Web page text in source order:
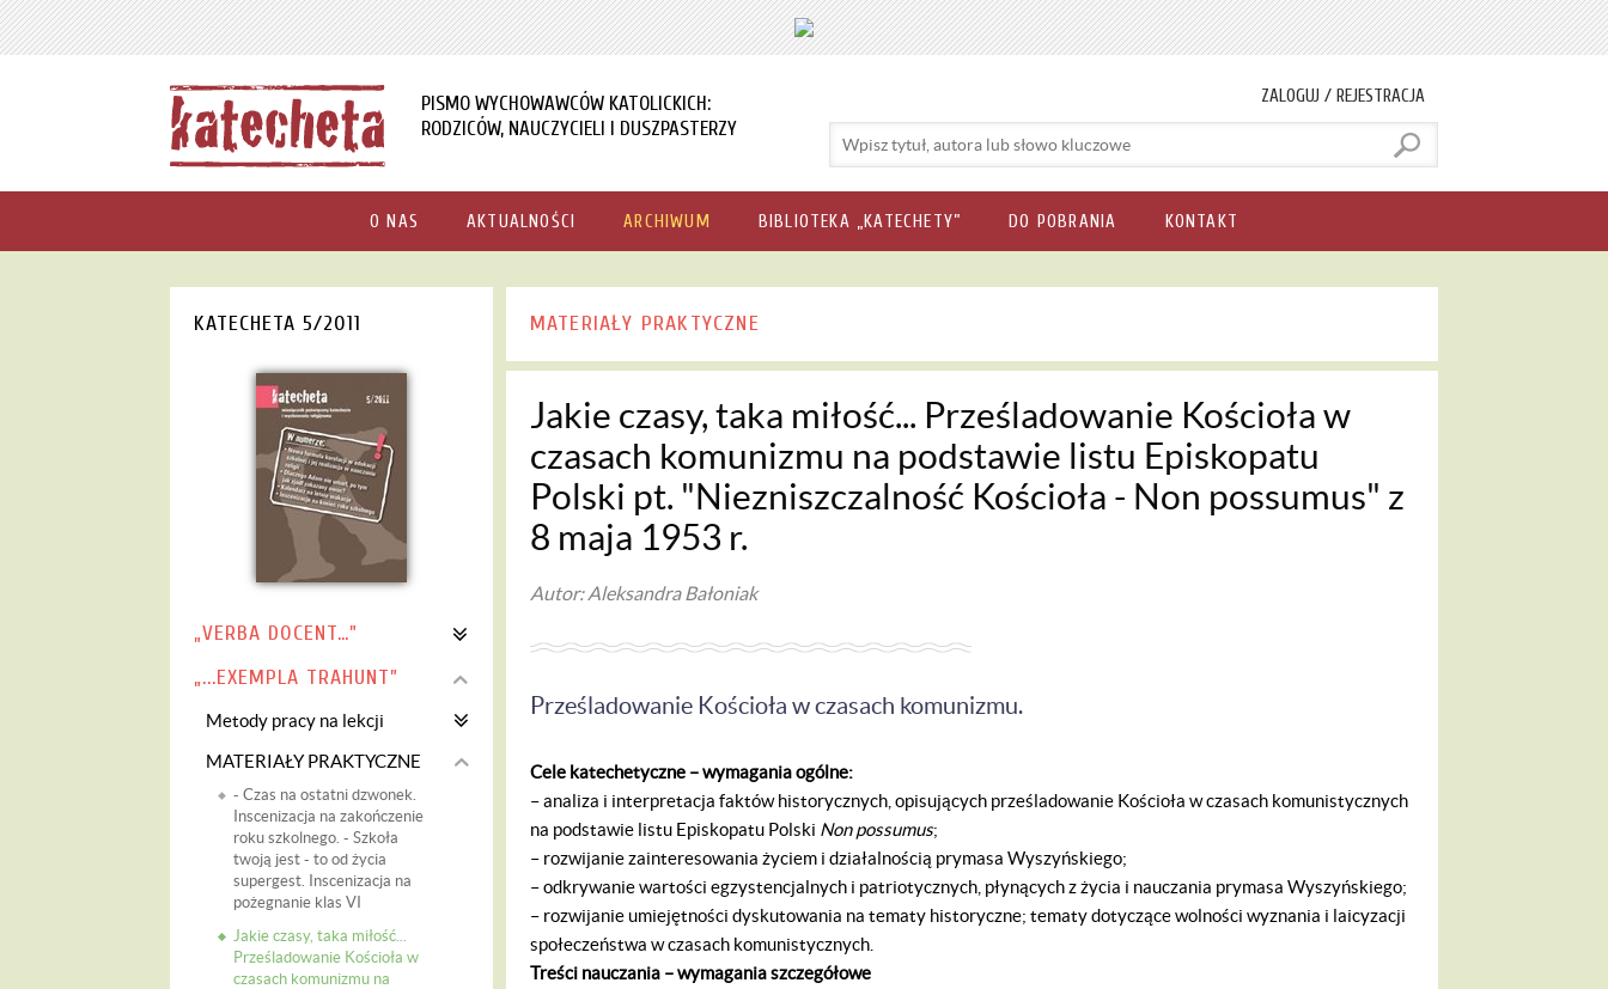
PISMO WYCHOWAWCÓW KATOLICKICH:
RODZICÓW, NAUCZYCIELI I DUSZPASTERZY
ZALOGUJ / REJESTRACJA
O NAS AKTUALNOŚCI ARCHIWUM BIBLIOTEKA „KATECHETY” DO POBRANIA KONTAKT
KATECHETA 5/2011
„VERBA DOCENT…”
„...EXEMPLA TRAHUNT”
Metody pracy na lekcji
MATERIAŁY PRAKTYCZNE
- Czas na ostatni dzwonek.
Inscenizacja na zakończenie
roku szkolnego. - Szkoła
twoją jest - to od życia
supergest. Inscenizacja na
pożegnanie klas VI
Jakie czasy, taka miłość...
Prześladowanie Kościoła w
czasach komunizmu na
MATERIAŁY PRAKTYCZNE
Jakie czasy, taka miłość... Prześladowanie Kościoła w
czasach komunizmu na podstawie listu Episkopatu
Polski pt. "Niezniszczalność Kościoła - Non possumus" z
8 maja 1953 r.
Autor: Aleksandra Bałoniak
Prześladowanie Kościoła w czasach komunizmu.
Cele katechetyczne – wymagania ogólne:
– analiza i interpretacja faktów historycznych, opisujących prześladowanie Kościoła w czasach komunistycznych
na podstawie listu Episkopatu Polski Non possumus;
– rozwijanie zainteresowania życiem i działalnością prymasa Wyszyńskiego;
– odkrywanie wartości egzystencjalnych i patriotycznych, płynących z życia i nauczania prymasa Wyszyńskiego;
– rozwijanie umiejętności dyskutowania na tematy historyczne; tematy dotyczące wolności wyznania i laicyzacji
społeczeństwa w czasach komunistycznych.
Treści nauczania – wymagania szczegółowe